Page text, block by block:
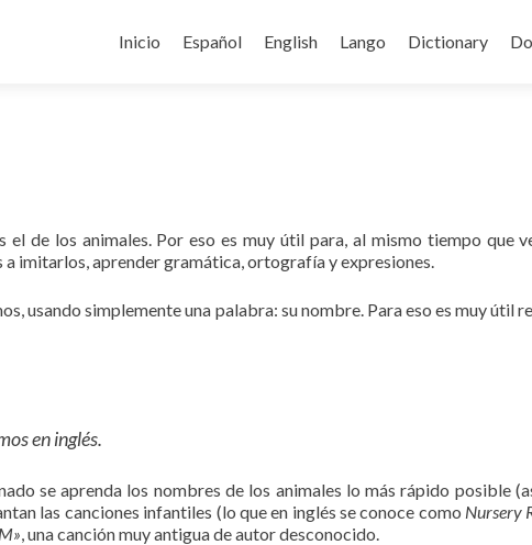
al
Inicio Español English Lango Dictionary
el de los animales. Por eso es muy útil para, al mismo tiempo que
imitarlos, aprender gramática, ortografía y expresiones.
usando simplemente una palabra: su nombre. Para eso es muy útil
en inglés.
se aprenda los nombres de los animales lo más rápido posible
las canciones infantiles (lo que en inglés se conoce como Nursery
, una canción muy antigua de autor desconocido.